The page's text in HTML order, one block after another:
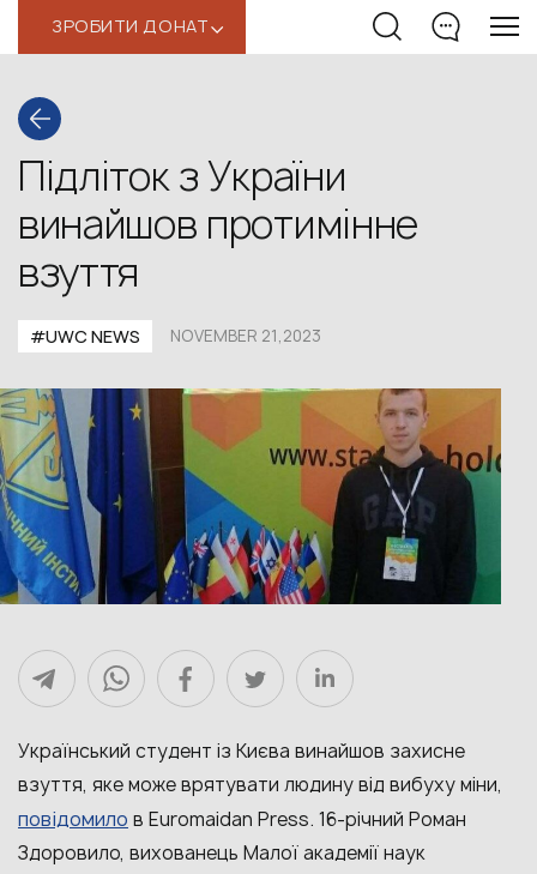
ЗРОБИТИ ДОНАТ‹
Підліток з України
винайшов протимінне
взуття
#UWС NEWS NOVEMBER 21,2023
Український студент із Києва винайшов захисне
взуття, яке може врятувати людину від вибуху міни,
повідомило в Euromaidan Press. 16-річний Роман
Здоровило, вихованець Малої академії наук